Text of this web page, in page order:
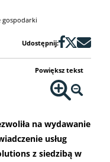
Udostępnij:
Powiększ tekst
na wydawanie
usług
z siedzibą w